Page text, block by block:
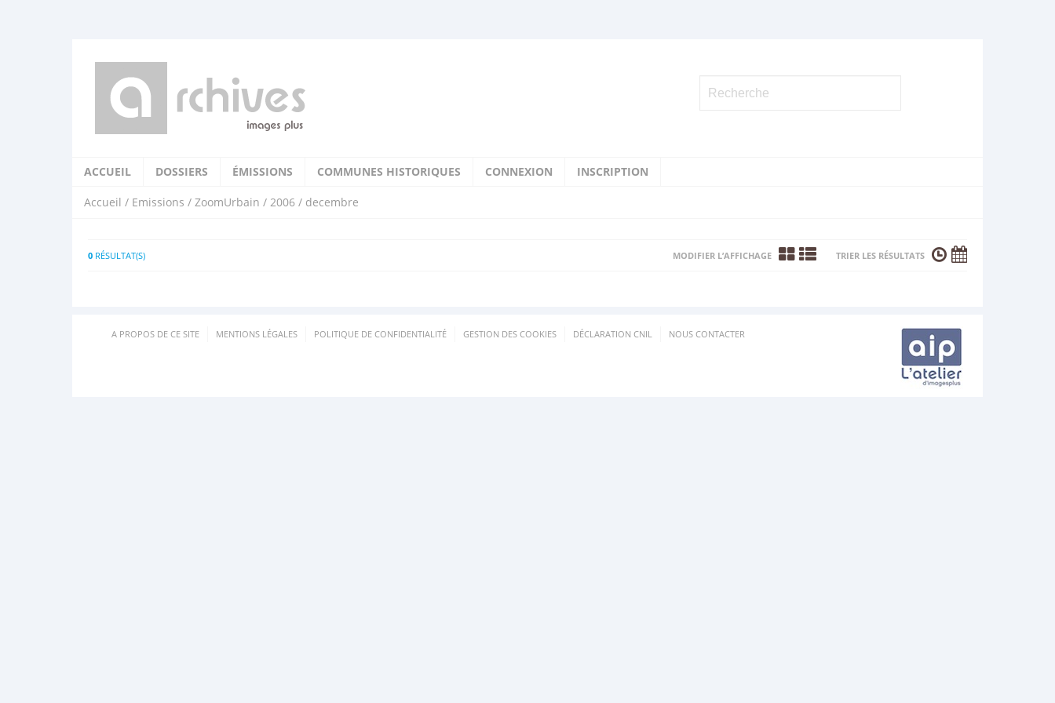
ACCUEIL DOSSIERS ÉMISSIONS COMMUNES HISTORIQUES CONNEXION INSCRIPTION
Accueil / Emissions / ZoomUrbain / 2006 / decembre
0 RÉSULTAT(S) TRIER LES RÉSULTATS
MODIFIER L’AFFICHAGE
A PROPOS DE CE SITE MENTIONS LÉGALES POLITIQUE DE CONFIDENTIALITÉ GESTION DES COOKIES DÉCLARATION CNIL NOUS CONTACTER